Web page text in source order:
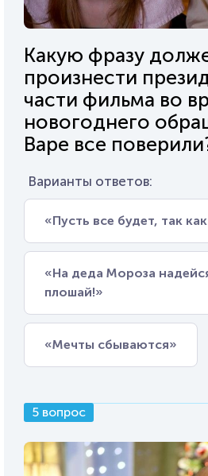
Какую фразу
произнести
части фильма во
новогоднего
Варе все
Варианты ответов:
«Пусть все будет, так
«На деда Мороза
плошай!»
«Мечты сбываются»
5 вопрос